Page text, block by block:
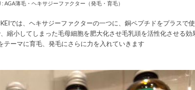
: AGA薄毛・ヘキサジーファクター（発毛・育毛）
では、ヘキサジーファクターの一つに、銅ペプチドをプラスで
縮小してしまった毛母細胞を肥大化させ毛乳頭を活性化させる効
テーマに育毛、発毛にさらに力を入れていきます